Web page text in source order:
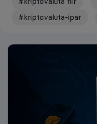
#kriptovaluta-ipar